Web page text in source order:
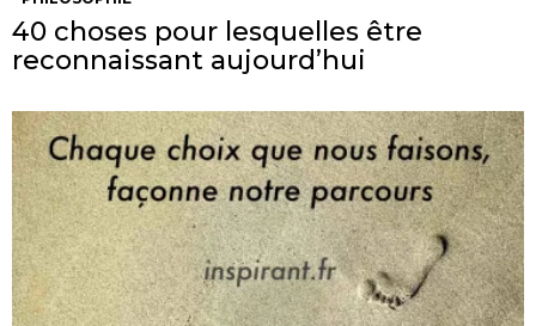
40 choses pour lesquelles être
reconnaissant aujourd’hui